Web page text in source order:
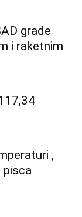
grade
i raketnim
,
pisca